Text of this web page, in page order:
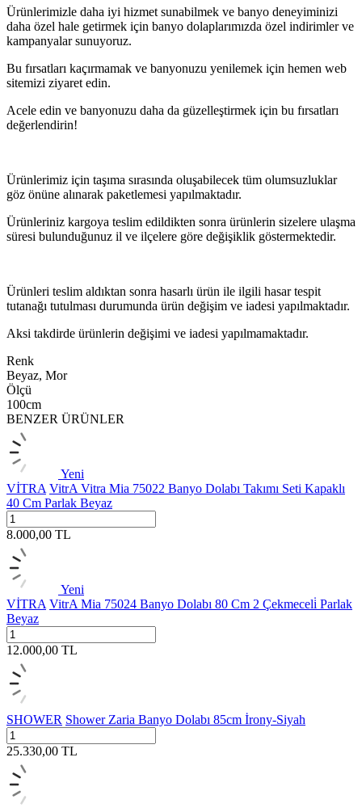
Ürünlerimizle daha iyi hizmet sunabilmek ve banyo deneyiminizi
daha özel hale getirmek için banyo dolaplarımızda özel indirimler ve
kampanyalar sunuyoruz.
Bu fırsatları kaçırmamak ve banyonuzu yenilemek için hemen web
sitemizi ziyaret edin.
Acele edin ve banyonuzu daha da güzelleştirmek için bu fırsatları
değerlendirin!
Ürünlerimiz için taşıma sırasında oluşabilecek tüm olumsuzluklar
göz önüne alınarak paketlemesi yapılmaktadır.
Ürünleriniz kargoya teslim edildikten sonra ürünlerin sizelere ulaşma
süresi bulunduğunuz il ve ilçelere göre değişiklik göstermektedir.
Ürünleri teslim aldıktan sonra hasarlı ürün ile ilgili hasar tespit
tutanağı tutulması durumunda ürün değişim ve iadesi yapılmaktadır.
Aksi takdirde ürünlerin değişimi ve iadesi yapılmamaktadır.
Renk
Beyaz, Mor
Ölçü
100cm
BENZER ÜRÜNLER
Yeni
VİTRA VitrA Vitra Mia 75022 Banyo Dolabı Takımı Seti Kapaklı
40 Cm Parlak Beyaz
8.000,00 TL
Yeni
VİTRA VitrA Mia 75024 Banyo Dolabı 80 Cm 2 Çekmeceli̇ Parlak
Beyaz
12.000,00 TL
SHOWER Shower Zaria Banyo Dolabı 85cm İrony-Siyah
25.330,00 TL